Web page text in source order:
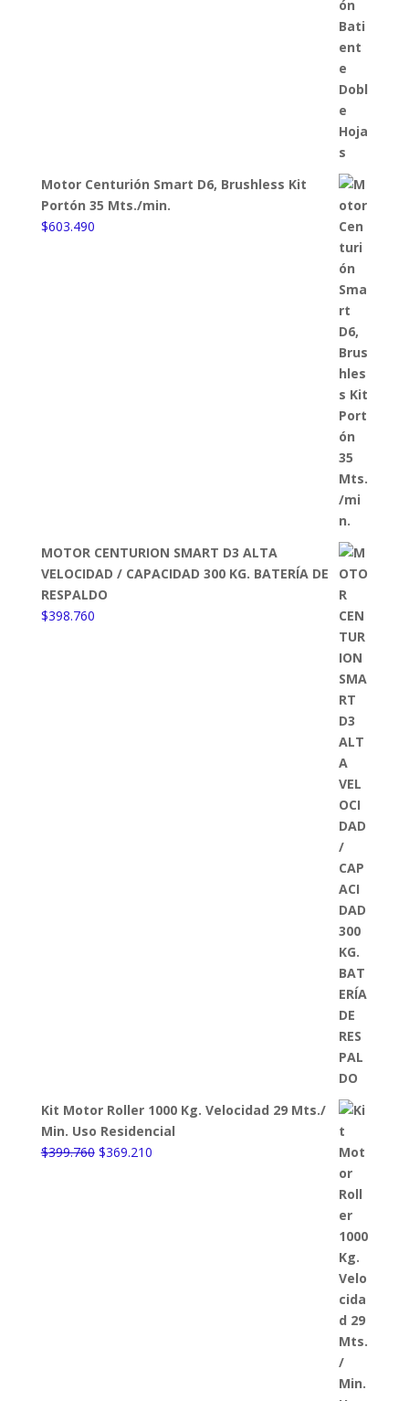
Motor Centurión Smart D6, Brushless Kit
Portón 35 Mts./min.
$603.490
MOTOR CENTURION SMART D3 ALTA
VELOCIDAD / CAPACIDAD 300 KG. BATERÍA DE
RESPALDO
$398.760
Kit Motor Roller 1000 Kg. Velocidad 29 Mts./
Min. Uso Residencial
$399.760 El
$369.210El